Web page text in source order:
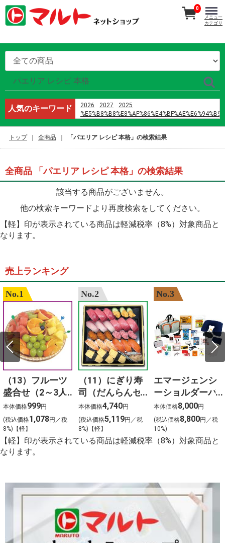
人気のキーワード 2026 2027
2025
%E5%B8%B8%E8%AF%86%E4%BF%AE%E6%94%B9
h%E6%96%87 %E4%B8%8D3p
%E3%83%9E%E3%82%B9%E3%82%AF
%E8%A3%8F%E8%A1%A8
%D9%85%D8%A7%D9%86%D9%87%D9%88%D8%A7
%D9%8A%D8%A7%D9%88%D9%8A
%D8%A7%D9%84%D9%86%D8%B5%D9%84
%D8%A7%D9%84%D9%81%D8%B5%D9%84 42
%E3%81%8B%E3%81%A4%E3%81%BE%E3%82%93
%E6%A5%BD%E5%BF%83
%E8%B0%B7%E4%B8%8A
%E4%BA%88%E7%B4%84
0
メニュー
カテゴリ
トップ 全商品 「パエリア レシピ 本格」の検索結果
全商品 「パエリア レシピ 本格」の検索結果
該当する商品がございません。
他の検索キーワードより再度検索をしてください。
【軽】印が表示されている商品は軽減税率（8%）対象商品と
なります。
売上ランキング
No.1
（13）フルーツ
盛合せ（2～3人
前）
本体価格999円
(税込価格1,078円／税
8%)【軽】
No.2
（11）にぎり寿
司（だんらんセ
ット）3人前
本体価格4,740円
(税込価格5,119円／税
8%)【軽】
No.3
エマージェンシ
ーショルダーバ
ッグ24点セット
本体価格8,000円
(税込価格8,800円／税
10%)
【軽】印が表示されている商品は軽減税率（8%）対象商品と
なります。